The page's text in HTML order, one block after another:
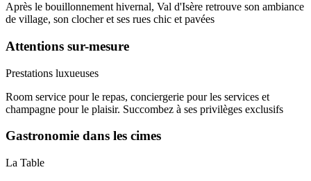
Après le bouillonnement hivernal, Val d'Isère retrouve son ambiance
de village, son clocher et ses rues chic et pavées
Attentions sur-mesure
Prestations luxueuses
Room service pour le repas, conciergerie pour les services et
champagne pour le plaisir. Succombez à ses privilèges exclusifs
Gastronomie dans les cimes
La Table